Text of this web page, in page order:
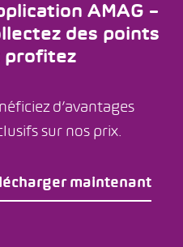
AMAG –
des points
profitez
d’avantages
sur nos prix.
maintenant